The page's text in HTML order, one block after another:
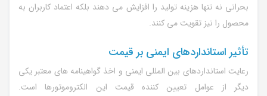
بحرانی نه تنها هزینه تولید را افزایش می دهند بلکه اعتماد کاربران به
محصول را نیز تقویت می کنند.
تأثیر استانداردهای ایمنی بر قیمت
رعایت استانداردهای بین المللی ایمنی و اخذ گواهینامه های معتبر یکی
دیگر از عوامل تعیین کننده قیمت این الکتروموتورها است.